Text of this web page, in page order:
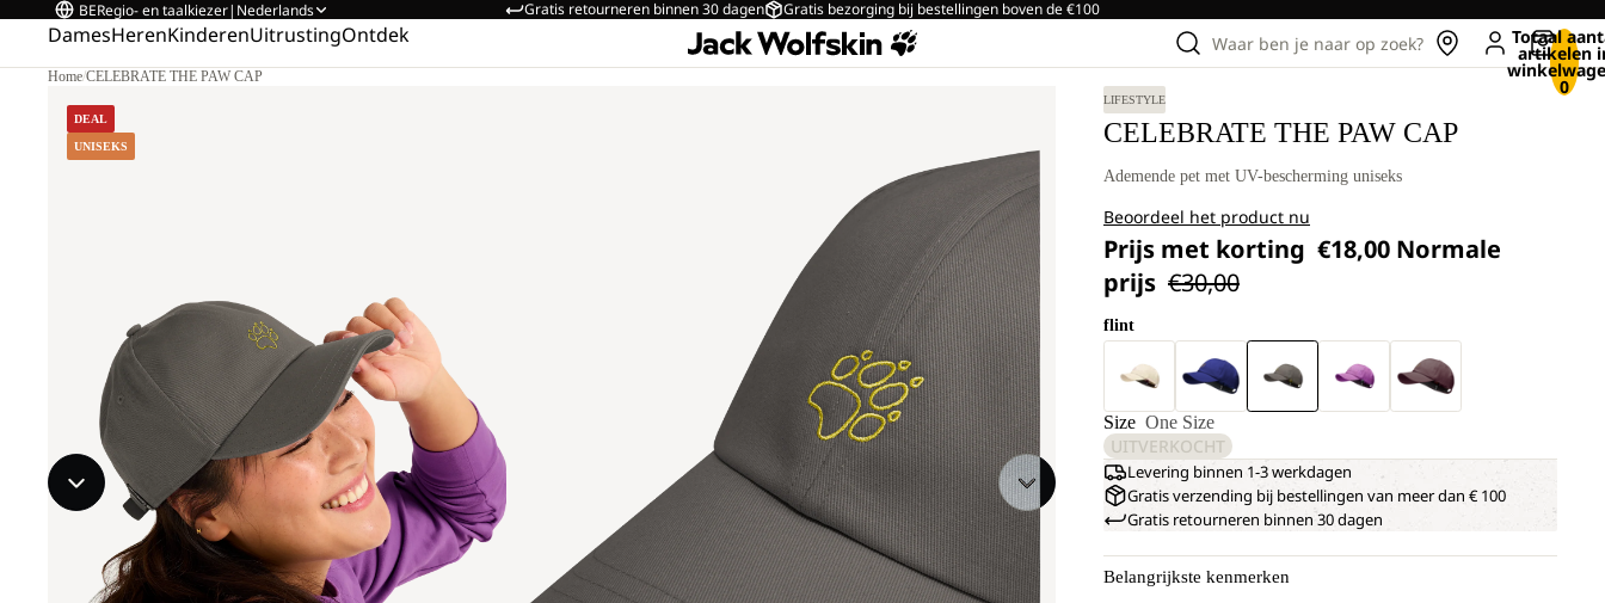
Gratis retourneren binnen 30 dagen Gratis bezorging bij bestellingen boven de €100
BERegio- en taalkiezer| Nederlands
DamesHerenKinderenUitrustingOntdek Waar ben je naar op zoek? Totaal
artikelen
0
Home/CELEBRATE THE PAW CAP
DEAL
UNISEKS
LIFESTYLE
CELEBRATE THE PAW CAP
Ademende pet met UV-bescherming uniseks
Beoordeel het product nu
Prijs met korting €18,00 Normale
prijs €30,00
flint
Size One Size
UITVERKOCHT
Levering binnen 1-3 werkdagen
Gratis verzending bij bestellingen van meer dan € 100
Gratis retourneren binnen 30 dagen
Belangrijkste kenmerken